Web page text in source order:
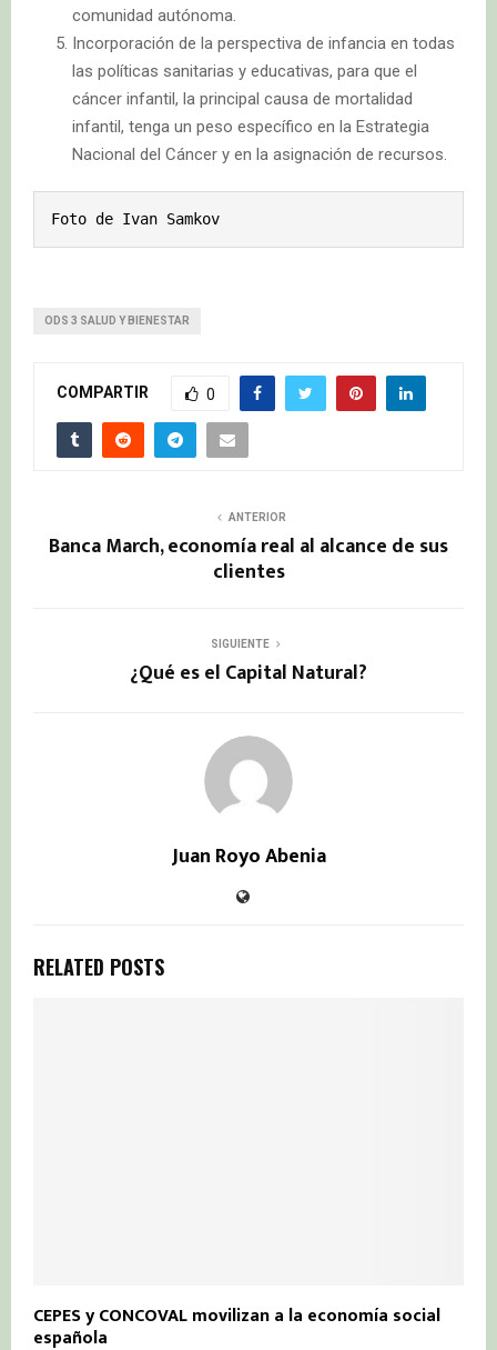
comunidad autónoma.
Incorporación de la perspectiva de infancia en todas
las políticas sanitarias y educativas, para que el
cáncer infantil, la principal causa de mortalidad
infantil, tenga un peso específico en la Estrategia
Nacional del Cáncer y en la asignación de recursos.
Foto de Ivan Samkov
ODS 3 SALUD Y BIENESTAR
COMPARTIR 0
ANTERIOR
Banca March, economía real al alcance de sus
clientes
SIGUIENTE
¿Qué es el Capital Natural?
Juan Royo Abenia
RELATED POSTS
CEPES y CONCOVAL movilizan a la economía social
española